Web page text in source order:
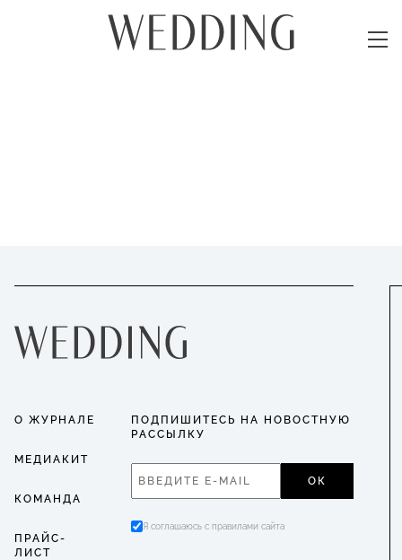
О ЖУРНАЛЕ
МЕДИАКИТ
КОМАНДА
ПРАЙС-
ЛИСТ
ПОДПИШИТЕСЬ НА НОВОСТНУЮ
РАССЫЛКУ
ОК
Я соглашаюсь с правилами сайта